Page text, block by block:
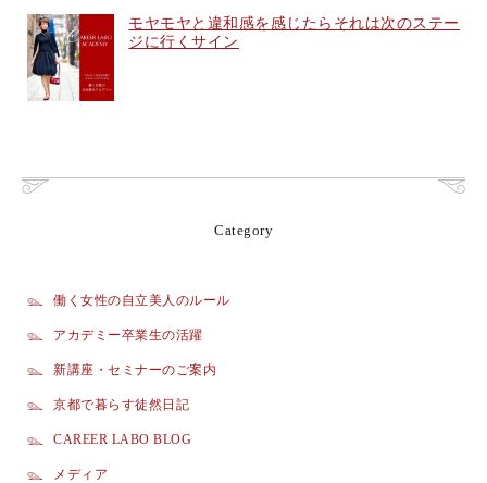
モヤモヤと違和感を感じたらそれは次のステー
ジに行くサイン
Category
働く女性の自立美人のルール
アカデミー卒業生の活躍
新講座・セミナーのご案内
京都で暮らす徒然日記
CAREER LABO BLOG
メディア